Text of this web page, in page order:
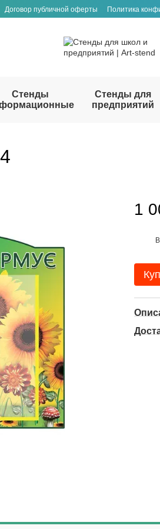
Договор публичной оферты Политика
Стенды
Стенды для
предприятий
1